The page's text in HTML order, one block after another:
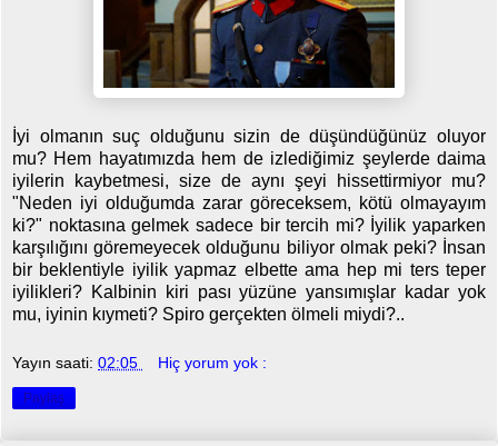
İyi olmanın suç olduğunu sizin de düşündüğünüz oluyor
mu? Hem hayatımızda hem de izlediğimiz şeylerde daima
iyilerin kaybetmesi, size de aynı şeyi hissettirmiyor mu?
"Neden iyi olduğumda zarar göreceksem, kötü olmayayım
ki?" noktasına gelmek sadece bir tercih mi? İyilik yaparken
karşılığını göremeyecek olduğunu biliyor olmak peki? İnsan
bir beklentiyle iyilik yapmaz elbette ama hep mi ters teper
iyilikleri? Kalbinin kiri pası yüzüne yansımışlar kadar yok
mu, iyinin kıymeti? Spiro gerçekten ölmeli miydi?..
Yayın saati: 02:05 Hiç yorum yok :
Paylaş